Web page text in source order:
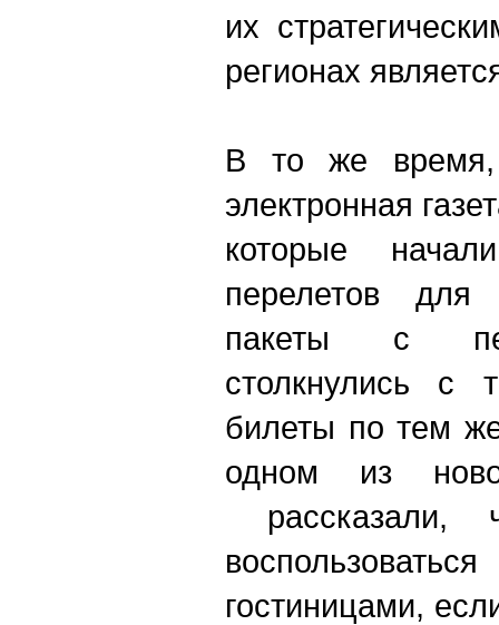
их
регионах
В то же время,
электронная
которые
перелетов для
пакеты с
столкнулись с
билеты по тем
одном из
рассказали,
гостиницами,